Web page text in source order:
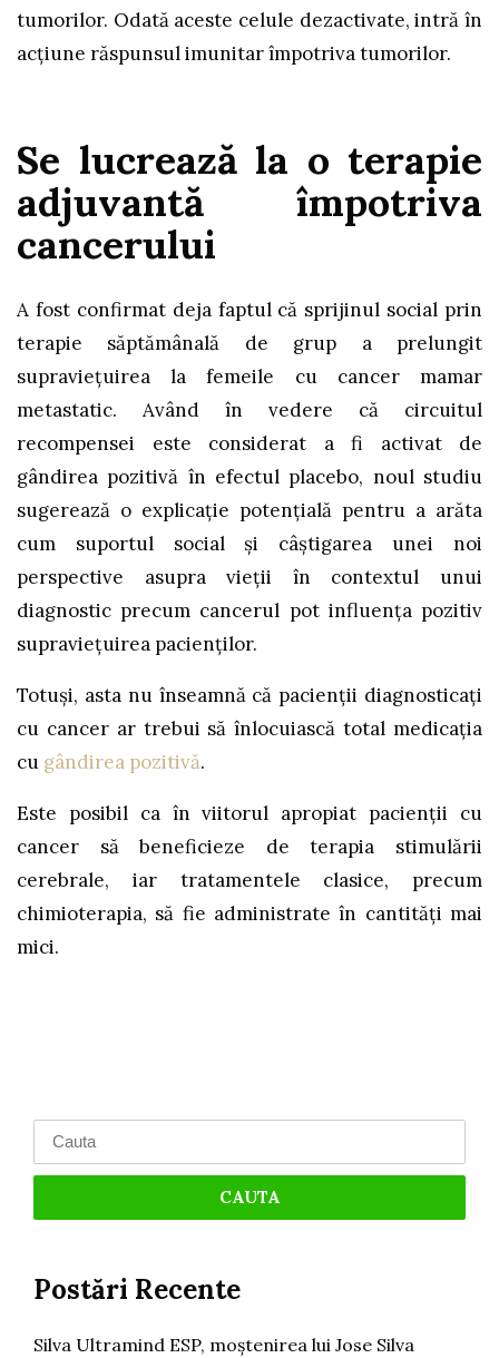
tumorilor. Odată aceste celule dezactivate, intră în
acțiune răspunsul imunitar împotriva tumorilor.
Se lucrează la o terapie
adjuvantă împotriva
cancerului
A fost confirmat deja faptul că sprijinul social prin
terapie săptămânală de grup a prelungit
supraviețuirea la femeile cu cancer mamar
metastatic. Având în vedere că circuitul
recompensei este considerat a fi activat de
gândirea pozitivă în efectul placebo, noul studiu
sugerează o explicație potențială pentru a arăta
cum suportul social și câștigarea unei noi
perspective asupra vieții în contextul unui
diagnostic precum cancerul pot influența pozitiv
supraviețuirea pacienților.
Totuși, asta nu înseamnă că pacienții diagnosticați
cu cancer ar trebui să înlocuiască total medicația
cu gândirea pozitivă.
Este posibil ca în viitorul apropiat pacienții cu
cancer să beneficieze de terapia stimulării
cerebrale, iar tratamentele clasice, precum
chimioterapia, să fie administrate în cantități mai
mici.
for:
Postări Recente
Silva Ultramind ESP, moștenirea lui Jose Silva